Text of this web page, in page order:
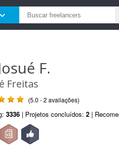
F.
Freitas
(5.0 - 2 avaliações)
3336 | Projetos concluídos: 2 |